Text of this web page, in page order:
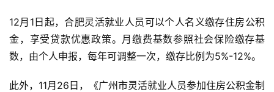
12月1日起，合肥灵活就业人员可以个人名义缴存住房公积
金，享受贷款优惠政策。月缴费基数参照社会保险缴存基
数，由个人申报，每年可调整一次，缴存比例为5%-12%。
此外，11月26日，《广州市灵活就业人员参加住房公积金制